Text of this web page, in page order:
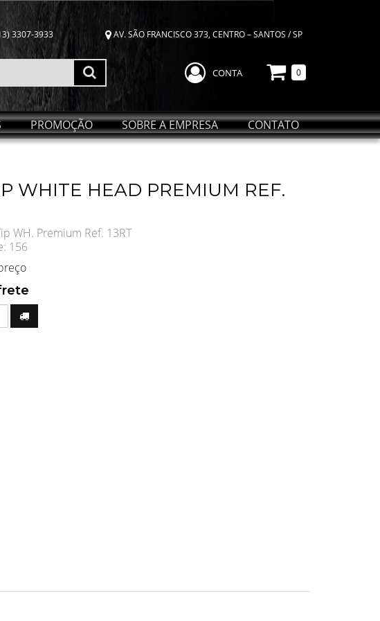
3307-3933 AV. SÃO FRANCISCO 373, CENTRO – SANTOS / SP
CONTA 0
PROMOÇÃO SOBRE A EMPRESA CONTATO
WHITE HEAD PREMIUM REF.
WH. Premium Ref. 13RT
156